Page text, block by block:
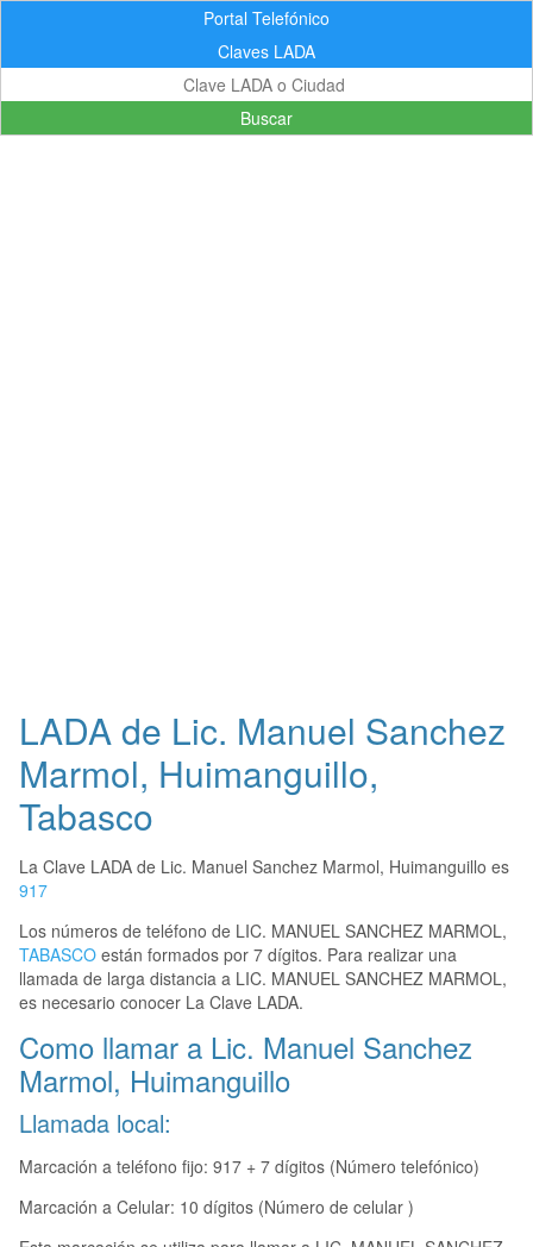
Portal Telefónico
Claves LADA
Buscar
LADA de Lic. Manuel Sanchez
Marmol, Huimanguillo,
Tabasco
La Clave LADA de Lic. Manuel Sanchez Marmol, Huimanguillo es
917
Los números de teléfono de LIC. MANUEL SANCHEZ MARMOL,
TABASCO están formados por 7 dígitos. Para realizar una
llamada de larga distancia a LIC. MANUEL SANCHEZ MARMOL,
es necesario conocer La Clave LADA.
Como llamar a Lic. Manuel Sanchez
Marmol, Huimanguillo
Llamada local:
Marcación a teléfono fijo: 917 + 7 dígitos (Número telefónico)
Marcación a Celular: 10 dígitos (Número de celular )